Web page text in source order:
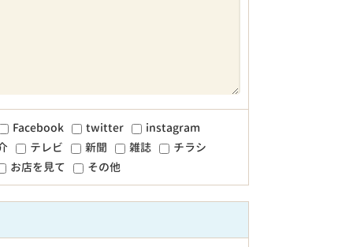
Facebook twitter
instagram
テレビ 新聞 雑誌
チラシ
お店を見て
その他